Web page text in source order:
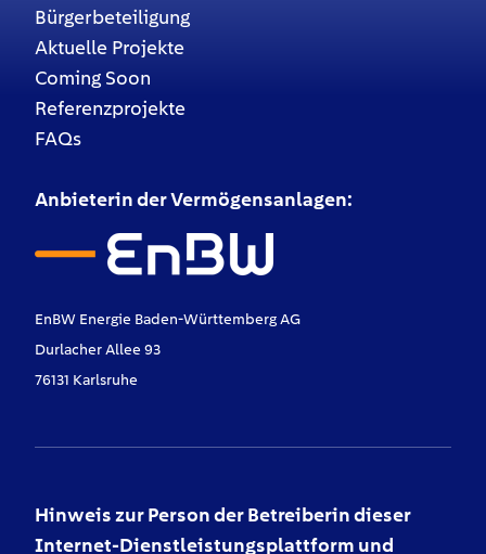
Anbieterin der Vermögensanlagen:
EnBW Energie Baden-Württemberg AG
Durlacher Allee 93
76131 Karlsruhe
Bürgerbeteiligung
Aktuelle Projekte
Coming Soon
Referenzprojekte
FAQs
Hinweis zur Person der Betreiberin dieser
Internet-Dienstleistungsplattform und